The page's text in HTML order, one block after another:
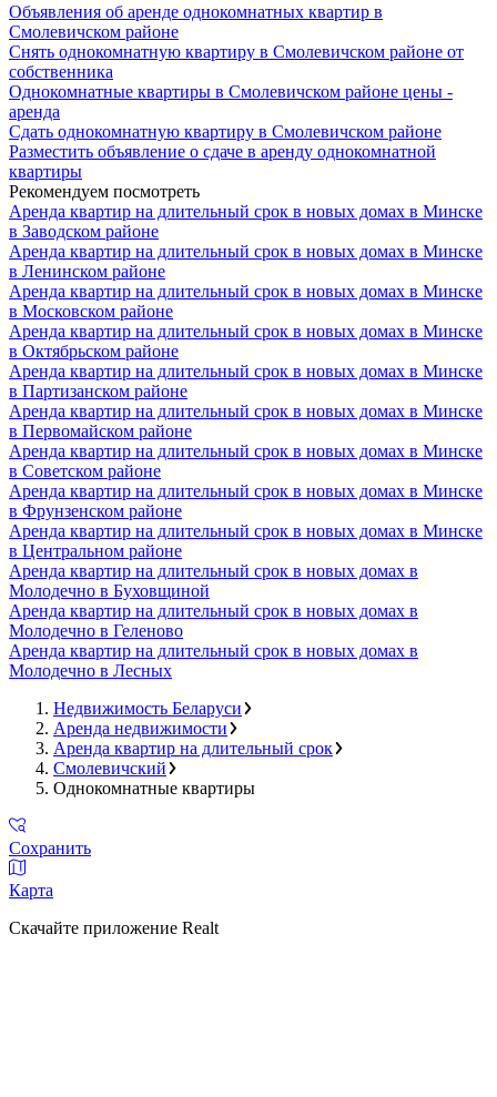
Объявления об аренде однокомнатных квартир в
Смолевичском районе
Снять однокомнатную квартиру в Смолевичском районе от
собственника
Однокомнатные квартиры в Смолевичском районе цены -
аренда
Сдать однокомнатную квартиру в Смолевичском районе
Разместить объявление о сдаче в аренду однокомнатной
квартиры
Рекомендуем посмотреть
Аренда квартир на длительный срок в новых домах в Минске
в Заводском районе
Аренда квартир на длительный срок в новых домах в Минске
в Ленинском районе
Аренда квартир на длительный срок в новых домах в Минске
в Московском районе
Аренда квартир на длительный срок в новых домах в Минске
в Октябрьском районе
Аренда квартир на длительный срок в новых домах в Минске
в Партизанском районе
Аренда квартир на длительный срок в новых домах в Минске
в Первомайском районе
Аренда квартир на длительный срок в новых домах в Минске
в Советском районе
Аренда квартир на длительный срок в новых домах в Минске
в Фрунзенском районе
Аренда квартир на длительный срок в новых домах в Минске
в Центральном районе
Аренда квартир на длительный срок в новых домах в
Молодечно в Буховщиной
Аренда квартир на длительный срок в новых домах в
Молодечно в Геленово
Аренда квартир на длительный срок в новых домах в
Молодечно в Лесных
Недвижимость Беларуси
Аренда недвижимости
Аренда квартир на длительный срок
Смолевичский
Однокомнатные квартиры
Сохранить
Карта
Скачайте приложение Realt